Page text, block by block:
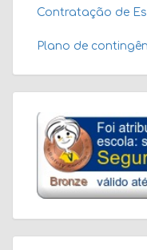
Contratação de
Plano de